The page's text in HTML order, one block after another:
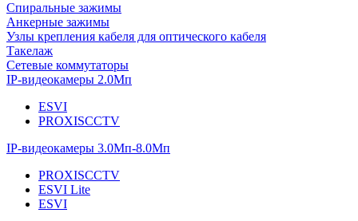
Спиральные зажимы
Анкерные зажимы
Узлы крепления кабеля для оптического кабеля
Такелаж
Сетевые коммутаторы
IP-видеокамеры 2.0Мп
ESVI
PROXISCCTV
IP-видеокамеры 3.0Мп-8.0Мп
PROXISCCTV
ESVI Lite
ESVI